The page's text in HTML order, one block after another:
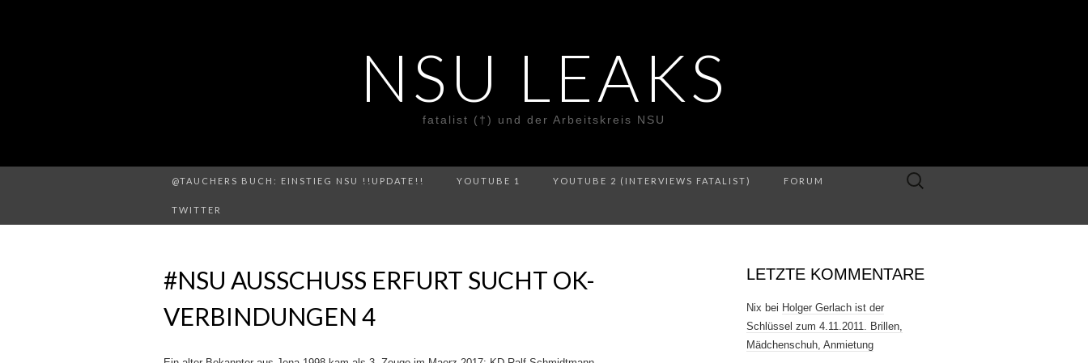
NSU LEAKS
fatalist (†) und der Arbeitskreis NSU
@TAUCHERS BUCH: EINSTIEG NSU !!UPDATE!! YOUTUBE 1 YOUTUBE 2 (INTERVIEWS FATALIST) FORUM
TWITTER
Suche
#NSU AUSSCHUSS ERFURT SUCHT OK-
VERBINDUNGEN 4
LETZTE KOMMENTARE
Nix bei Holger Gerlach ist der
Schlüssel zum 4.11.2011. Brillen,
Mädchenschuh, Anmietung